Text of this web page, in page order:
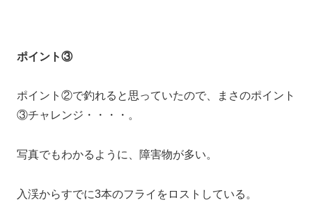
ポイント③
ポイント②で釣れると思っていたので、まさのポイント
③チャレンジ・・・・。
写真でもわかるように、障害物が多い。
入渓からすでに3本のフライをロストしている。